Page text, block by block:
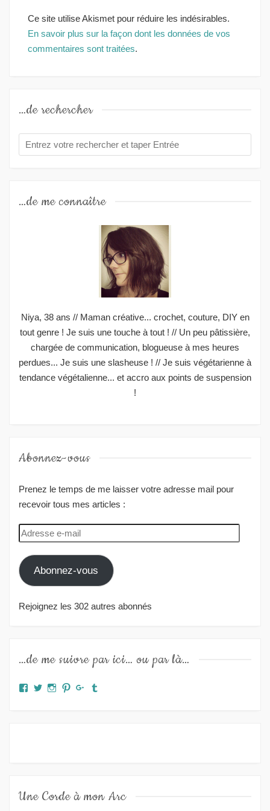
Ce site utilise Akismet pour réduire les indésirables.
En savoir plus sur la façon dont les données de vos
commentaires sont traitées.
…de rechercher
…de me connaître
Niya, 38 ans // Maman créative... crochet, couture, DIY en
tout genre ! Je suis une touche à tout ! // Un peu pâtissière,
chargée de communication, blogueuse à mes heures
perdues... Je suis une slasheuse ! // Je suis végétarienne à
tendance végétalienne... et accro aux points de suspension
!
Abonnez-vous
Prenez le temps de me laisser votre adresse mail pour
recevoir tous mes articles :
Adresse
e-
mail
Abonnez-vous
Rejoignez les 302 autres abonnés
…de me suivre par ici… ou par là…
Facebook
TwitterInstagram
PinterestGoogle+
Une Corde à mon Arc